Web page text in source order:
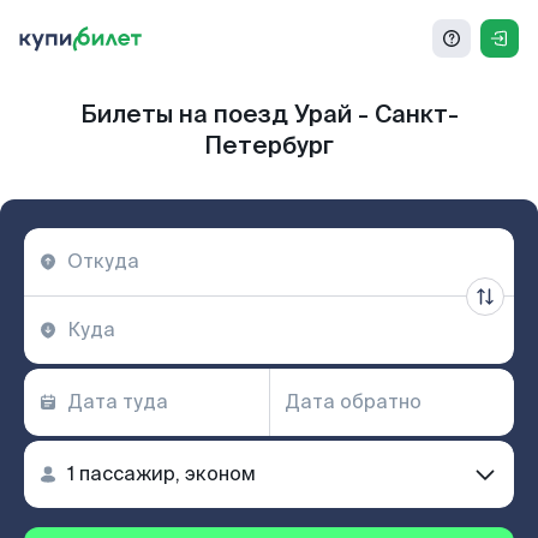
Билеты на поезд Урай - Санкт-
Петербург